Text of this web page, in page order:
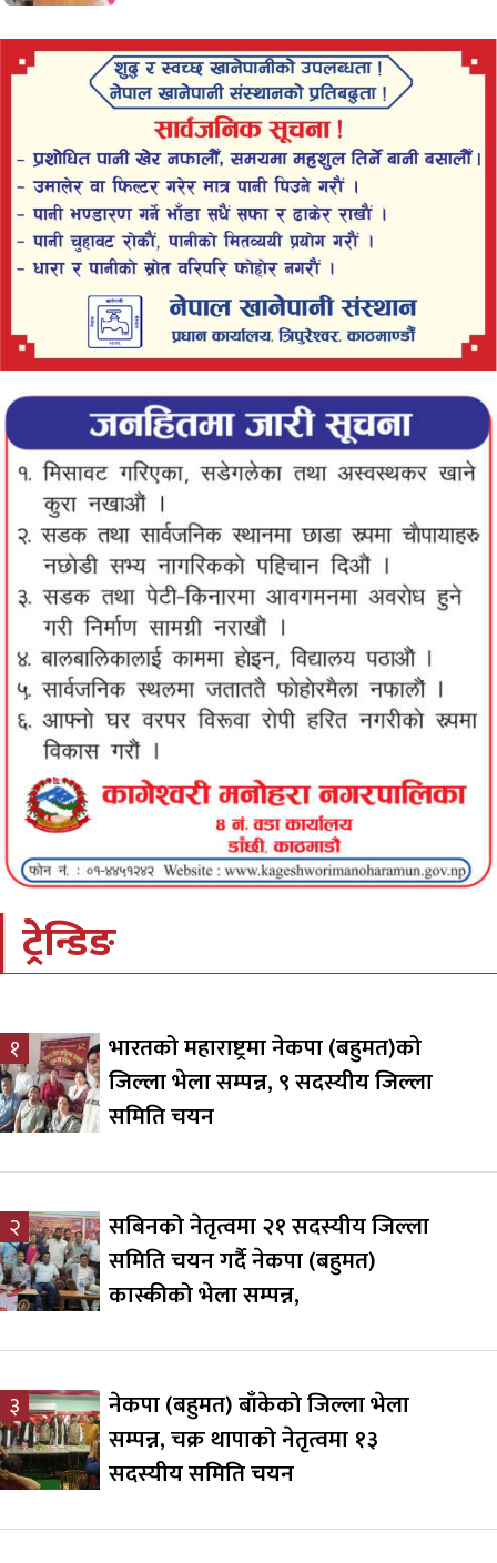
ट्रेन्डिङ
१
भारतको महाराष्ट्रमा नेकपा (बहुमत)को
जिल्ला भेला सम्पन्न, ९ सदस्यीय जिल्ला
समिति चयन
२
सबिनको नेतृत्वमा २१ सदस्यीय जिल्ला
समिति चयन गर्दै नेकपा (बहुमत)
कास्कीको भेला सम्पन्न,
३
नेकपा (बहुमत) बाँकेको जिल्ला भेला
सम्पन्न, चक्र थापाको नेतृत्वमा १३
सदस्यीय समिति चयन